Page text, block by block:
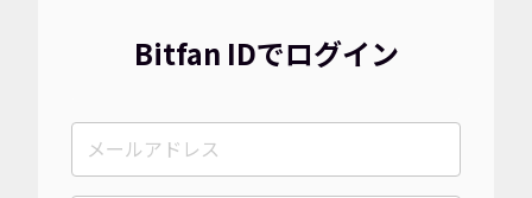
Bitfan IDでログイン